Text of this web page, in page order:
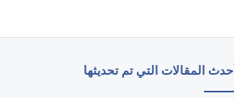
المقالات التي تم تحديثها